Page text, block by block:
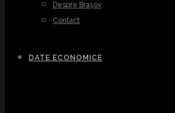
Despre Brașov
Contact
DATE ECONOMICE